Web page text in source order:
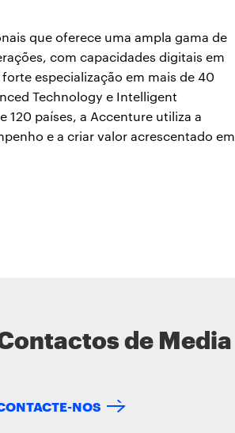
que oferece uma ampla gama de
com capacidades digitais em
especialização em mais de 40
Technology e Intelligent
120 países, a Accenture utiliza a
e a criar valor acrescentado em
de Media
NOS